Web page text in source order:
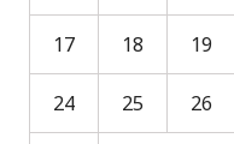
17 18 19
24 25 26